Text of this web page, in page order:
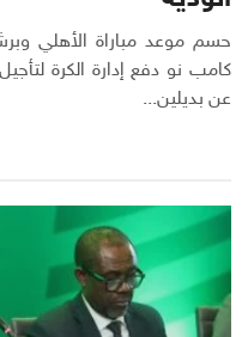
عن بديلين...